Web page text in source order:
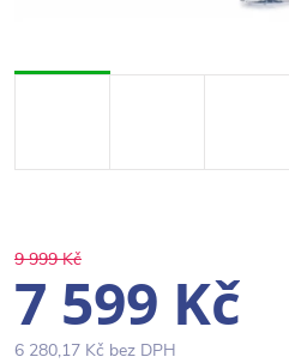
9 999 Kč
7 599 Kč
6 280,17 Kč bez DPH